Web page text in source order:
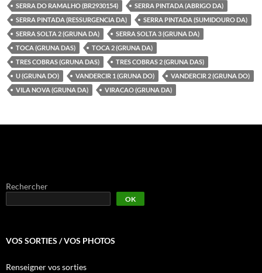
SERRA DO RAMALHO (BR2930154)
SERRA PINTADA (ABRIGO DA)
SERRA PINTADA (RESSURGENCIA DA)
SERRA PINTADA (SUMIDOURO DA)
SERRA SOLTA 2 (GRUNA DA)
SERRA SOLTA 3 (GRUNA DA)
TOCA (GRUNA DAS)
TOCA 2 (GRUNA DA)
TRES COBRAS (GRUNA DAS)
TRES COBRAS 2 (GRUNA DAS)
U (GRUNA DO)
VANDERCIR 1 (GRUNA DO)
VANDERCIR 2 (GRUNA DO)
VILA NOVA (GRUNA DA)
VIRACAO (GRUNA DA)
Rechercher
OK
VOS SORTIES / VOS PHOTOS
Renseigner vos sorties